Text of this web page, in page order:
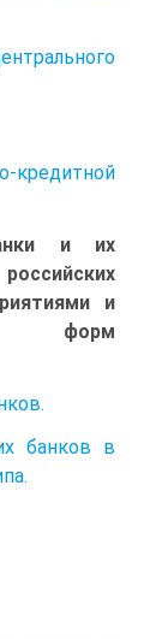
кредитной
и их
и
форм
банков в